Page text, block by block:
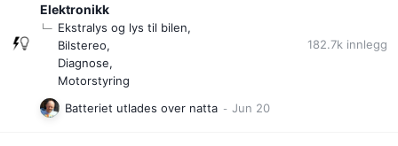
Elektronikk
Ekstralys og lys til bilen
Bilstereo
Diagnose
Motorstyring
182.7k innlegg
Batteriet utlades over natta